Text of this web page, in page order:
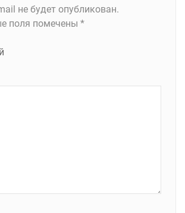
не будет опубликован.
поля помечены *